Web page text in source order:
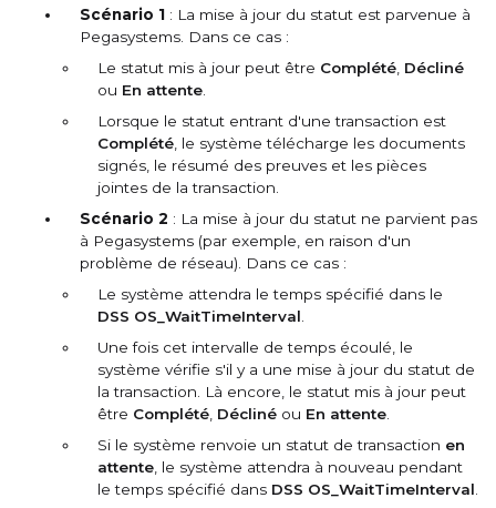
Scénario 1 : La mise à jour du statut est parvenue à
Pegasystems . Dans ce cas :
Le statut mis à jour peut être Complété Décliné
ou En attente
Lorsque le statut entrant d'une transaction est
Complété , le système télécharge les documents
signés, le résumé des preuves et les pièces
jointes de la transaction.
Scénario 2 : La mise à jour du statut ne parvient pas
à Pegasystems (par exemple, en raison d'un
problème de réseau). Dans ce cas :
Le système attendra le temps spécifié dans le
DSS OS_WaitTimeInterval
Une fois cet intervalle de temps écoulé, le
système vérifie s'il y a une mise à jour du statut de
la transaction. Là encore, le statut mis à jour peut
être Complété Décliné ou En attente
Si le système renvoie un statut de transaction en
attente , le système attendra à nouveau pendant
le temps spécifié dans DSS OS_WaitTimeInterval